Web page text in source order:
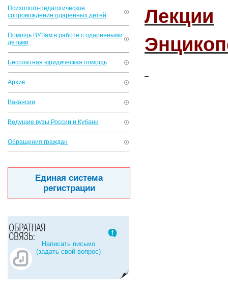
Психолого-педагогическое
сопровождение одаренных детей
Помощь ВУЗам в работе с одаренными
детьми
Бесплатная юридическая помощь
Архив
Вакансии
Ведущие вузы России и Кубани
Обращения граждан
Единая система
регистрации
Написать письмо
(задать свой вопрос)
Лекции